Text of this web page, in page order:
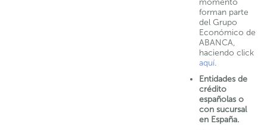
momento
forman parte
del Grupo
Económico de
ABANCA,
haciendo click
aquí.
Entidades de
crédito
españolas o
con sucursal
en España.